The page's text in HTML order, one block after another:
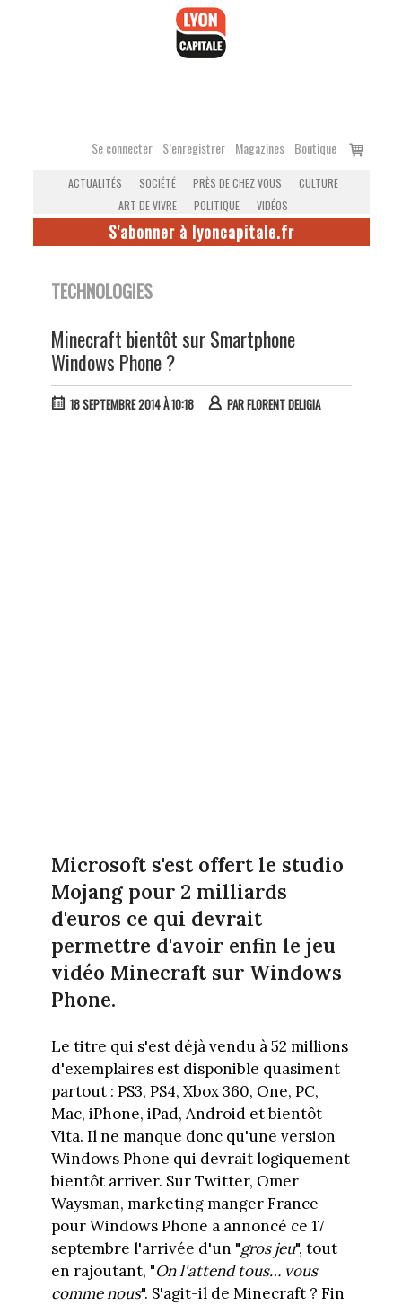
Se connecter S’enregistrer Magazines Boutique
Voir
ACTUALITÉS SOCIÉTÉ PRÈS DE CHEZ VOUS
CULTURE
ART DE VIVRE
POLITIQUE VIDÉOS
S'abonner à lyoncapitale.fr
TECHNOLOGIES
Minecraft bientôt sur Smartphone
Windows Phone ?
18 SEPTEMBRE 2014 À 10:18 PARFLORENT DELIGIA
Microsoft s'est offert le studio
Mojang pour 2 milliards
d'euros ce qui devrait
permettre d'avoir enfin le jeu
vidéo Minecraft sur Windows
Phone.
Le titre qui s'est déjà vendu à 52 millions
d'exemplaires est disponible quasiment
partout : PS3, PS4, Xbox 360, One, PC,
Mac, iPhone, iPad, Android et bientôt
Vita. Il ne manque donc qu'une version
Windows Phone qui devrait logiquement
bientôt arriver. Sur Twitter, Omer
Waysman, marketing manger France
pour Windows Phone a annoncé ce 17
septembre l'arrivée d'un "gros jeu", tout
en rajoutant, "On l'attend tous… vous
comme nous". S'agit-il de Minecraft ? Fin